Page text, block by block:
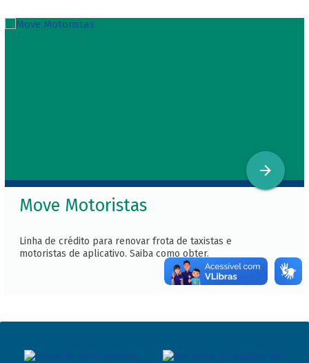
Move Motoristas
Linha de crédito para renovar frota de taxistas e
motoristas de aplicativo. Saiba como obter.